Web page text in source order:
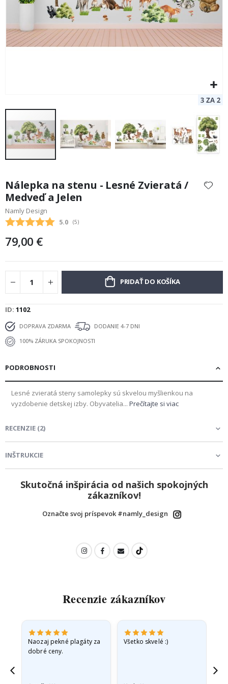
začiatok
galérie
obrázkov
Nálepka na stenu - Lesné Zvieratá /
Medveď a Jelen
Namly Design
Priemerne hodnotenie:
5.0 (hlasy:
5)
79,00 €
PRIDAŤ DO KOŠÍKA
ID 1102
DOPRAVA ZDARMA
DODANIE 4-7 DNI
100% ZÁRUKA SPOKOJNOSTI
PODROBNOSTI
Lesné zvieratá steny samolepky sú skvelou myšlienkou na
vyzdobenie detskej izby. Obyvatelia... Prečítajte si viac
RECENZIE (2)
INŠTRUKCIE
Skutočná inšpirácia od našich spokojných
zákazníkov!
Označte svoj príspevok #namly_design
Recenzie zákazníkov
Naozaj pekné plagáty za
dobré ceny.
Všetko skvelé :)